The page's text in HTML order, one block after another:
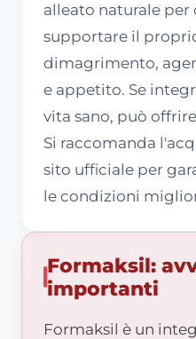
alleato naturale per
supportare il
dimagrimento,
e appetito. Se
vita sano, può
Si raccomanda
sito ufficiale per
le condizioni
Formaksil:
importanti
Formaksil è un